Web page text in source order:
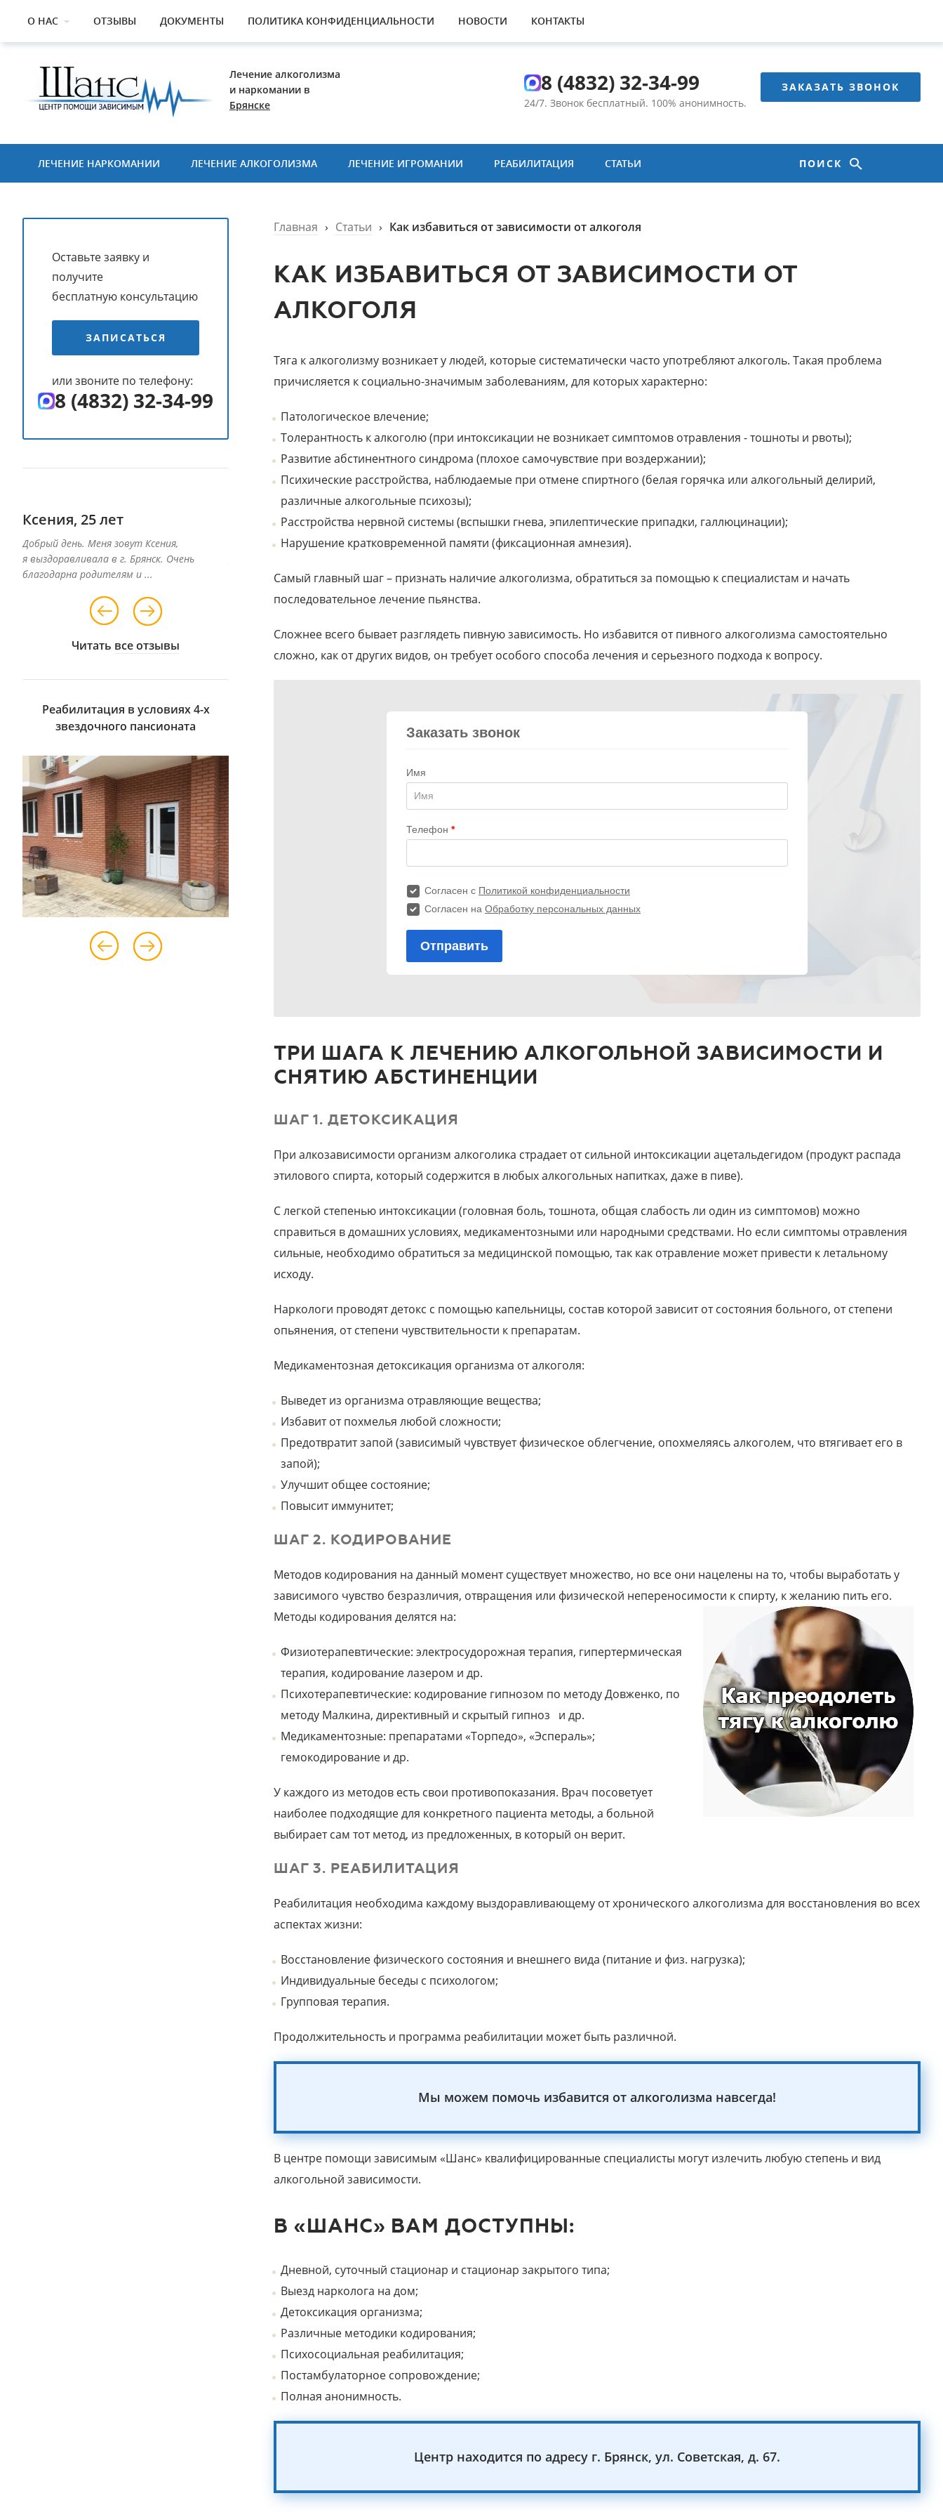
О НАС ОТЗЫВЫ ДОКУМЕНТЫ ПОЛИТИКА КОНФИДЕНЦИАЛЬНОСТИ НОВОСТИ КОНТАКТЫ
Лечение алкоголизма
и наркомании в
Брянске
8 (4832) 32-34-99
24/7. Звонок бесплатный. 100% анонимность.
ЗАКАЗАТЬ ЗВОНОК
ЛЕЧЕНИЕ НАРКОМАНИИ ЛЕЧЕНИЕ АЛКОГОЛИЗМА ЛЕЧЕНИЕ ИГРОМАНИИ РЕАБИЛИТАЦИЯ СТАТЬИ ПОИСК
Главная › Статьи › Как избавиться от зависимости от алкоголя
КАК ИЗБАВИТЬСЯ ОТ ЗАВИСИМОСТИ ОТ
АЛКОГОЛЯ
Тяга к алкоголизму возникает у людей, которые систематически часто употребляют алкоголь. Такая проблема
причисляется к социально-значимым заболеваниям, для которых характерно:
Патологическое влечение;
Толерантность к алкоголю (при интоксикации не возникает симптомов отравления - тошноты и рвоты);
Развитие абстинентного синдрома (плохое самочувствие при воздержании);
Психические расстройства, наблюдаемые при отмене спиртного (белая горячка или алкогольный делирий,
различные алкогольные психозы);
Расстройства нервной системы (вспышки гнева, эпилептические припадки, галлюцинации);
Нарушение кратковременной памяти (фиксационная амнезия).
Самый главный шаг – признать наличие алкоголизма, обратиться за помощью к специалистам и начать
последовательное лечение пьянства.
Сложнее всего бывает разглядеть пивную зависимость. Но избавится от пивного алкоголизма самостоятельно
сложно, как от других видов, он требует особого способа лечения и серьезного подхода к вопросу.
ТРИ ШАГА К ЛЕЧЕНИЮ АЛКОГОЛЬНОЙ ЗАВИСИМОСТИ И
СНЯТИЮ АБСТИНЕНЦИИ
ШАГ 1. ДЕТОКСИКАЦИЯ
При алкозависимости организм алкоголика страдает от сильной интоксикации ацетальдегидом (продукт распада
этилового спирта, который содержится в любых алкогольных напитках, даже в пиве).
С легкой степенью интоксикации (головная боль, тошнота, общая слабость ли один из симптомов) можно
справиться в домашних условиях, медикаментозными или народными средствами. Но если симптомы отравления
сильные, необходимо обратиться за медицинской помощью, так как отравление может привести к летальному
исходу.
Наркологи проводят детокс с помощью капельницы, состав которой зависит от состояния больного, от степени
опьянения, от степени чувствительности к препаратам.
Медикаментозная детоксикация организма от алкоголя:
Выведет из организма отравляющие вещества;
Избавит от похмелья любой сложности;
Предотвратит запой (зависимый чувствует физическое облегчение, опохмеляясь алкоголем, что втягивает его в
запой);
Улучшит общее состояние;
Повысит иммунитет;
ШАГ 2. КОДИРОВАНИЕ
Методов кодирования на данный момент существует множество, но все они нацелены на то, чтобы выработать у
зависимого чувство безразличия, отвращения или физической непереносимости к спирту, к желанию пить его.
Методы кодирования делятся на:
Физиотерапевтические: электросудорожная терапия, гипертермическая
терапия, кодирование лазером и др.
Психотерапевтические: кодирование гипнозом по методу Довженко, по
методу Малкина, директивный и скрытый гипноз и др.
Медикаментозные: препаратами «Торпедо», «Эспераль»;
гемокодирование и др.
У каждого из методов есть свои противопоказания. Врач посоветует
наиболее подходящие для конкретного пациента методы, а больной
выбирает сам тот метод, из предложенных, в который он верит.
ШАГ 3. РЕАБИЛИТАЦИЯ
Реабилитация необходима каждому выздоравливающему от хронического алкоголизма для восстановления во всех
аспектах жизни:
Восстановление физического состояния и внешнего вида (питание и физ. нагрузка);
Индивидуальные беседы с психологом;
Групповая терапия.
Продолжительность и программа реабилитации может быть различной.
Мы можем помочь избавится от алкоголизма навсегда!
В центре помощи зависимым «Шанс» квалифицированные специалисты могут излечить любую степень и вид
алкогольной зависимости.
В «ШАНС» ВАМ ДОСТУПНЫ:
Дневной, суточный стационар и стационар закрытого типа;
Выезд нарколога на дом;
Детоксикация организма;
Различные методики кодирования;
Психосоциальная реабилитация;
Постамбулаторное сопровождение;
Полная анонимность.
Центр находится по адресу г. Брянск, ул. Советская, д. 67.
Оставьте заявку и
получите
бесплатную консультацию
ЗАПИСАТЬСЯ
или звоните по телефону:
8 (4832) 32-34-99
Ксения, 25 лет
Добрый день. Меня зовут Ксения,
я выздоравливала в г. Брянск. Очень
благодарна родителям и ...
Меня зовут Дима, я зависимый. Я прохожу
военной славы...
Андрей
Меня зовут Андрей, я употреблял
не пробывал, чтобы завязать, но не ...
про персонал
даже на минуту...
Читать все отзывы
Реабилитация в условиях 4-х
звездочного пансионата